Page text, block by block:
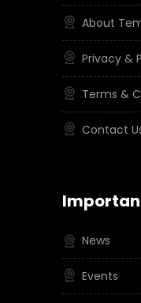
About
Privacy &
Terms &
Contact
News
Events